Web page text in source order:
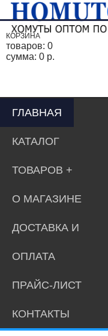
КОРЗИНА
товаров: 0
сумма: 0 р.
ГЛАВНАЯ
КАТАЛОГ
ТОВАРОВ
О МАГАЗИНЕ
ДОСТАВКА И
ОПЛАТА
ПРАЙС-ЛИСТ
КОНТАКТЫ